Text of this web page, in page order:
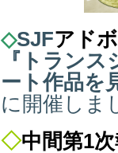
◇SJFアド
『トラン
ート作品を
に開催しま
◇中間第1